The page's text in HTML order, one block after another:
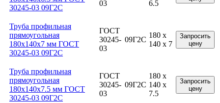
30245-03 09Г2С
03
6.5
Труба профильная
прямоугольная
180x140x7 мм ГОСТ
30245-03 09Г2С
ГОСТ
30245-
03
09Г2С
180 x
140 x 7
Запросить
цену
Труба профильная
прямоугольная
180x140x7.5 мм ГОСТ
30245-03 09Г2С
ГОСТ
30245-
03
09Г2С
180 x
140 x
7.5
Запросить
цену